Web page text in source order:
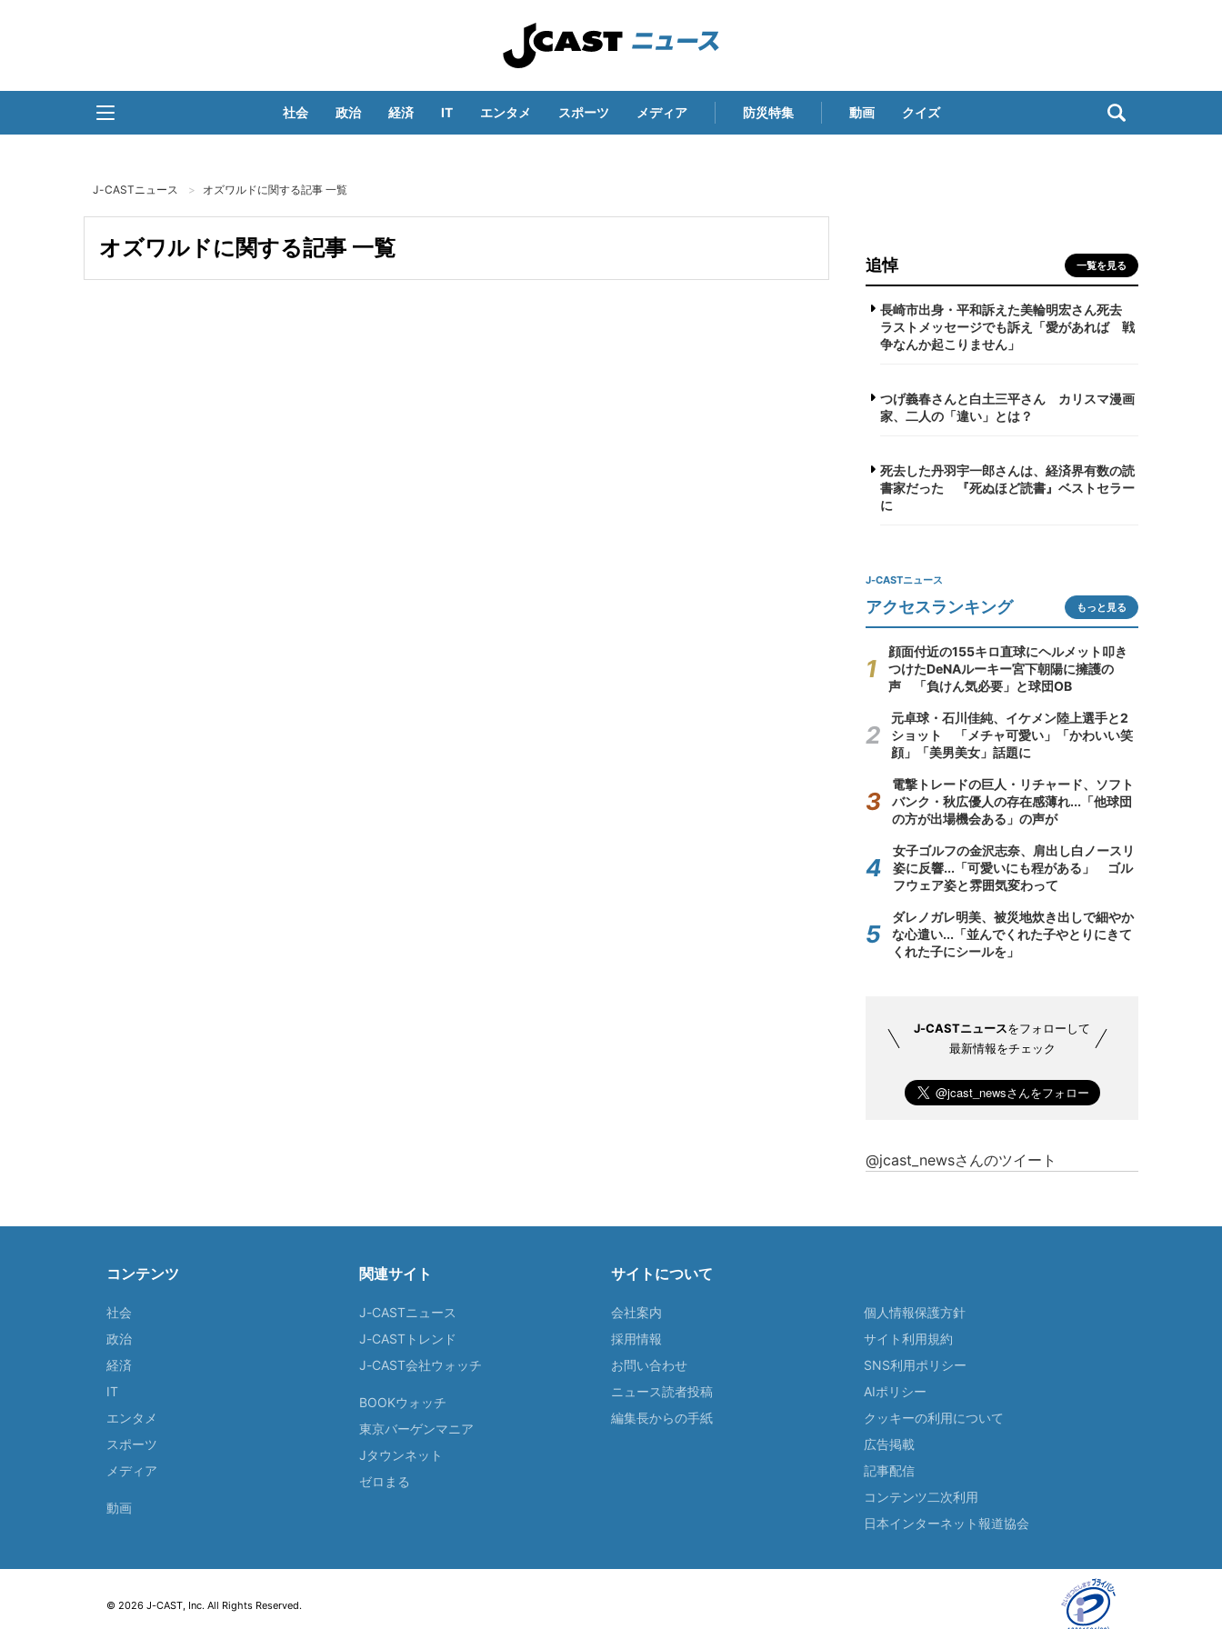
社会 政治 経済 IT エンタメ スポーツ メディア 防災特集 動画 クイズ
J-CASTニュース オズワルドに関する記事 一覧
オズワルドに関する記事 一覧
追悼 一覧を見る
長崎市出身・平和訴えた美輪明宏さん死去
ラストメッセージでも訴え「愛があれば 戦
争なんか起こりません」
つげ義春さんと白土三平さん カリスマ漫画
家、二人の「違い」とは？
死去した丹羽宇一郎さんは、経済界有数の読
書家だった 『死ぬほど読書』ベストセラー
に
J-CASTニュース
アクセスランキング もっと見る
顔面付近の155キロ直球にヘルメット叩き
つけたDeNAルーキー宮下朝陽に擁護の
声 「負けん気必要」と球団OB
元卓球・石川佳純、イケメン陸上選手と2
ショット 「メチャ可愛い」「かわいい笑
顔」「美男美女」話題に
電撃トレードの巨人・リチャード、ソフト
バンク・秋広優人の存在感薄れ...「他球団
の方が出場機会ある」の声が
女子ゴルフの金沢志奈、肩出し白ノースリ
姿に反響...「可愛いにも程がある」 ゴル
フウェア姿と雰囲気変わって
ダレノガレ明美、被災地炊き出しで細やか
な心遣い...「並んでくれた子やとりにきて
くれた子にシールを」
J-CASTニュースをフォローして
最新情報をチェック
@jcast_newsさんのツイート
コンテンツ
社会
政治
経済
IT
エンタメ
スポーツ
メディア
動画
関連サイト
J-CASTニュース
J-CASTトレンド
J-CAST会社ウォッチ
BOOKウォッチ
東京バーゲンマニア
Jタウンネット
ゼロまる
サイトについて
会社案内
採用情報
お問い合わせ
ニュース読者投稿
編集長からの手紙
個人情報保護方針
サイト利用規約
SNS利用ポリシー
AIポリシー
クッキーの利用について
広告掲載
記事配信
コンテンツ二次利用
日本インターネット報道協会
© 2026 J-CAST, Inc. All Rights Reserved.